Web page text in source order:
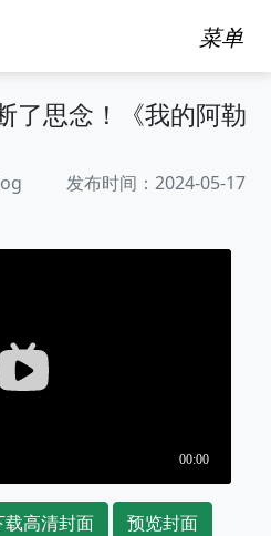
菜单
了思念！《我的阿勒
发布时间：2024-05-17
载高清封面 预览封面